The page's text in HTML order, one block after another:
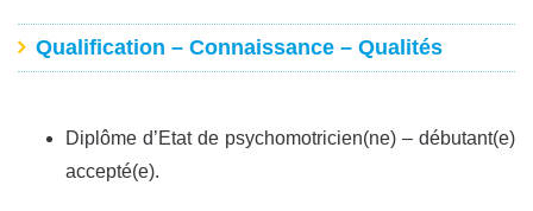
Qualification – Connaissance – Qualités
Diplôme d’Etat de psychomotricien(ne) – débutant(e)
accepté(e).